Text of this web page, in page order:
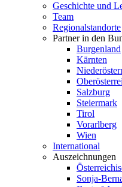
Geschichte und
Team
Regionalstandorte
Partner in den
Burgenland
Kärnten
Salzburg
Steiermark
Tirol
Vorarlberg
Wien
International
Auszeichnungen
Sonja-